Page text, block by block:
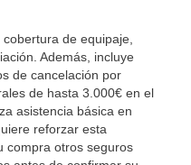
¿dónde debo
mi reserva?
cobertura de equipaje,
Además, incluye
de cancelación por
de hasta 3.000€ en el
asistencia básica en
reforzar esta
compra otros seguros